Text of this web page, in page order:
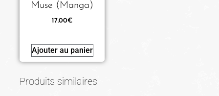
Muse (Manga)
17.00€
Ajouter au panier
Produits similaires